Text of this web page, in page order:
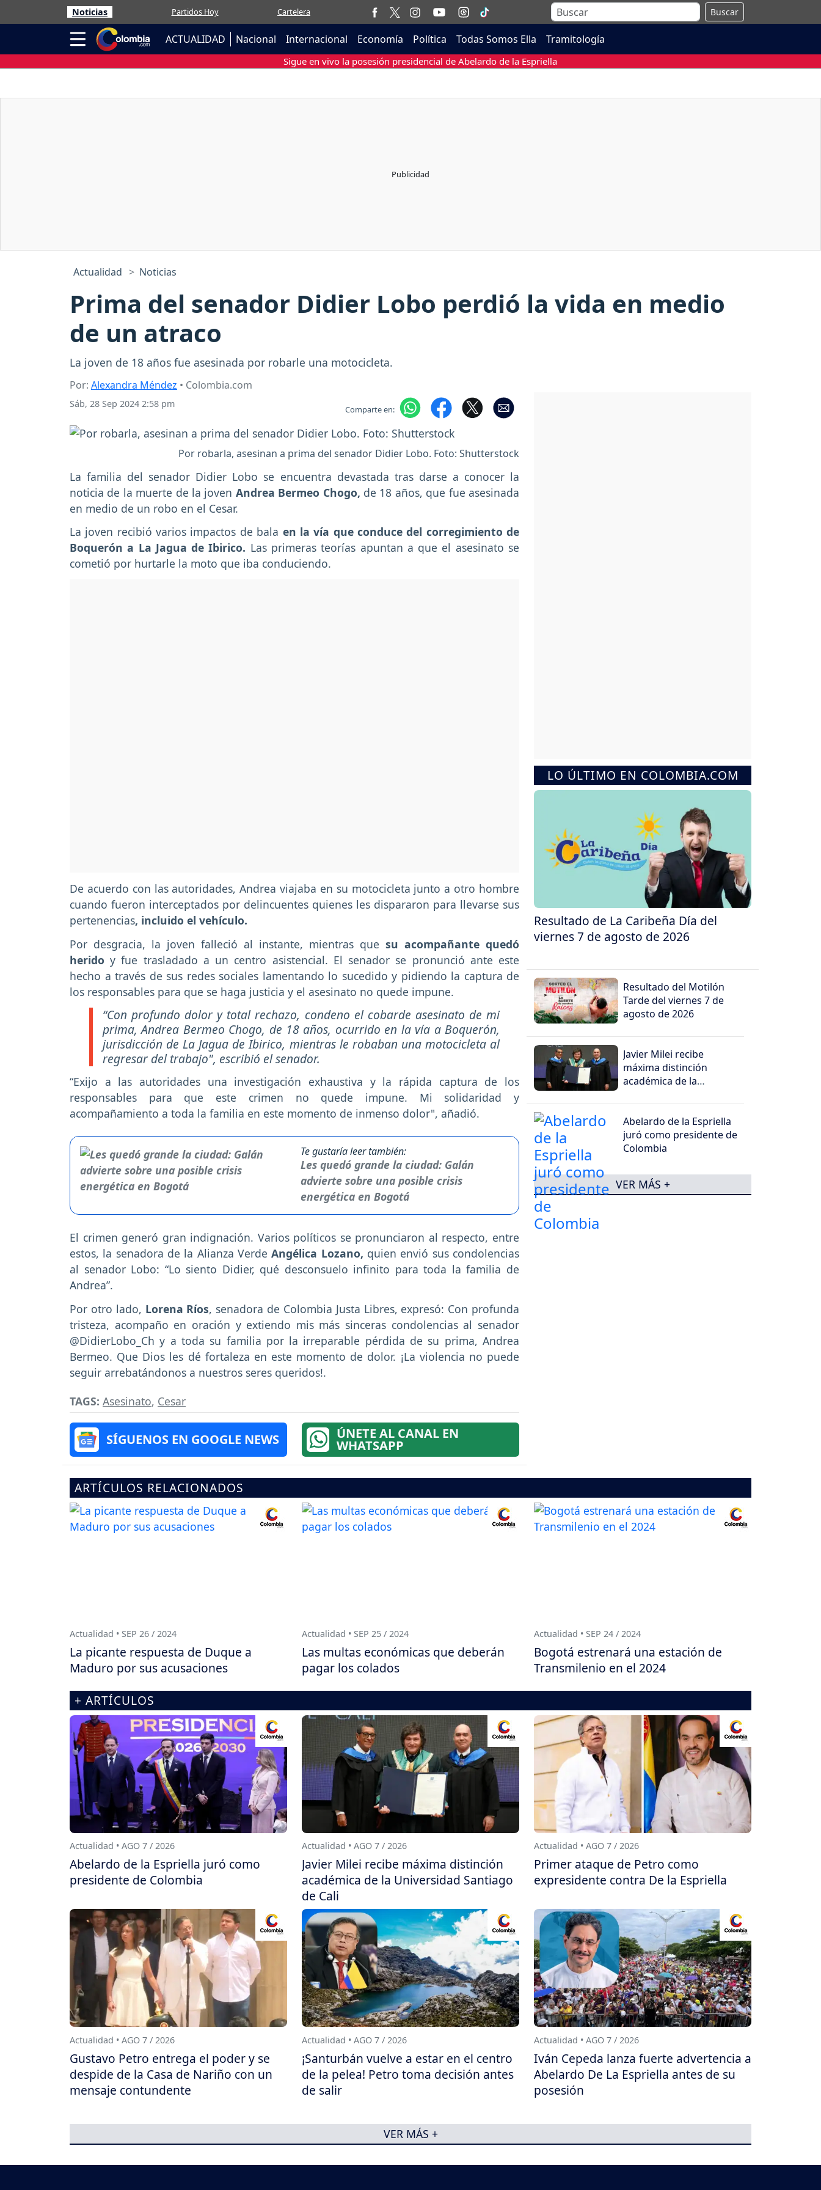
Noticias Partidos Hoy Cartelera Buscar
ACTUALIDAD Nacional Internacional Economía Política Todas Somos Ella Tramitología
Sigue en vivo la posesión presidencial de Abelardo de la Espriella
Actualidad Noticias
Prima del senador Didier Lobo perdió la vida en medio
de un atraco
La joven de 18 años fue asesinada por robarle una motocicleta.
Por: Alexandra Méndez • Colombia.com
Sáb, 28 Sep 2024 2:58 pm Comparte en:
Por robarla, asesinan a prima del senador Didier Lobo. Foto: Shutterstock
La familia del senador Didier Lobo se encuentra devastada tras darse a conocer la
noticia de la muerte de la joven Andrea Bermeo Chogo, de 18 años, que fue asesinada
en medio de un robo en el Cesar.
La joven recibió varios impactos de bala en la vía que conduce del corregimiento de
Boquerón a La Jagua de Ibirico. Las primeras teorías apuntan a que el asesinato se
cometió por hurtarle la moto que iba conduciendo.
De acuerdo con las autoridades, Andrea viajaba en su motocicleta junto a otro hombre
cuando fueron interceptados por delincuentes quienes les dispararon para llevarse sus
pertenencias, incluido el vehículo.
Por desgracia, la joven falleció al instante, mientras que su acompañante quedó
heridoy fue trasladado a un centro asistencial. El senador se pronunció ante este
hecho a través de sus redes sociales lamentando lo sucedido y pidiendo la captura de
los responsables para que se haga justicia y el asesinato no quede impune.
“Con profundo dolor y total rechazo, condeno el cobarde asesinato de mi
prima, Andrea Bermeo Chogo, de 18 años, ocurrido en la vía a Boquerón,
jurisdicción de La Jagua de Ibirico, mientras le robaban una motocicleta al
regresar del trabajo", escribió el senador.
“Exijo a las autoridades una investigación exhaustiva y la rápida captura de los
responsables para que este crimen no quede impune. Mi solidaridad y
acompañamiento a toda la familia en este momento de inmenso dolor", añadió.
Te gustaría leer también:
Les quedó grande la ciudad: Galán
advierte sobre una posible crisis
energética en Bogotá
El crimen generó gran indignación. Varios políticos se pronunciaron al respecto, entre
estos, la senadora de la Alianza Verde Angélica Lozano, quien envió sus condolencias
al senador Lobo: “Lo siento Didier, qué desconsuelo infinito para toda la familia de
Andrea”.
Por otro lado, Lorena Ríos, senadora de Colombia Justa Libres, expresó: Con profunda
tristeza, acompaño en oración y extiendo mis más sinceras condolencias al senador
@DidierLobo_Ch y a toda su familia por la irreparable pérdida de su prima, Andrea
Bermeo. Que Dios les dé fortaleza en este momento de dolor. ¡La violencia no puede
seguir arrebatándonos a nuestros seres queridos!.
TAGS: Asesinato, Cesar
SÍGUENOS EN GOOGLE NEWS ÚNETE AL CANAL EN
WHATSAPP
LO ÚLTIMO EN COLOMBIA.COM
Resultado de La Caribeña Día del
viernes 7 de agosto de 2026
Resultado del Motilón
Tarde del viernes 7 de
agosto de 2026
Javier Milei recibe
máxima distinción
académica de la
Cali
Abelardo de la Espriella
juró como presidente de
Colombia
VER MÁS +
ARTÍCULOS RELACIONADOS
Actualidad • SEP 26 / 2024
La picante respuesta de Duque a
Maduro por sus acusaciones
Actualidad • SEP 25 / 2024
Las multas económicas que deberán
pagar los colados
Actualidad • SEP 24 / 2024
Bogotá estrenará una estación de
Transmilenio en el 2024
+ ARTÍCULOS
Actualidad • AGO 7 / 2026
Abelardo de la Espriella juró como
presidente de Colombia
Actualidad • AGO 7 / 2026
Javier Milei recibe máxima distinción
académica de la Universidad Santiago
de Cali
Actualidad • AGO 7 / 2026
Primer ataque de Petro como
expresidente contra De la Espriella
Actualidad • AGO 7 / 2026
Gustavo Petro entrega el poder y se
despide de la Casa de Nariño con un
mensaje contundente
Actualidad • AGO 7 / 2026
¡Santurbán vuelve a estar en el centro
de la pelea! Petro toma decisión antes
de salir
Actualidad • AGO 7 / 2026
Iván Cepeda lanza fuerte advertencia a
Abelardo De La Espriella antes de su
posesión
VER MÁS +